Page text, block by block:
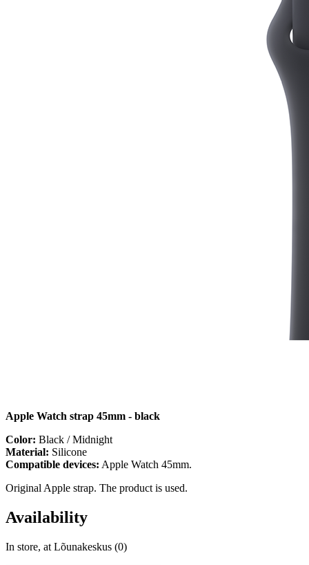
Apple Watch strap 45mm - black
Color: Black / Midnight
Material: Silicone
Compatible devices: Apple Watch 45mm.
Original Apple strap. The product is used.
Availability
In store, at Lõunakeskus (0)